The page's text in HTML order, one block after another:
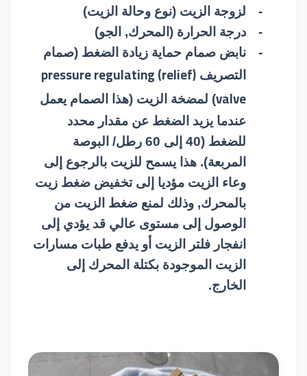
-
لزوجة الزيت (نوع وحالة الزيت)
-
درجة الحرارة (المحرك, الجو)
-
نابض صمام حماية زيادة الضغط (صمام
التصريف pressure regulating (relief)
valve) لمضخة الزيت (هذا الصمام يعمل
عندما يزيد الضغط عن مقدار محدد
للضغط (40 إلى 60 رطل/ البوصة
المربعة). هذا يسمح للزيت بالرجوع إلى
وعاء الزيت مؤديا إلى تخفيض ضغط زيت
بالمحرك, وذلك لمنع ضغط الزيت من
الوصول إلى مستوى عالي قد يؤدي إلى
انفجار فلتر الزيت أو يدفع طبات مسارات
الزيت الموجودة بكتلة المحرك إلى
الخارج.